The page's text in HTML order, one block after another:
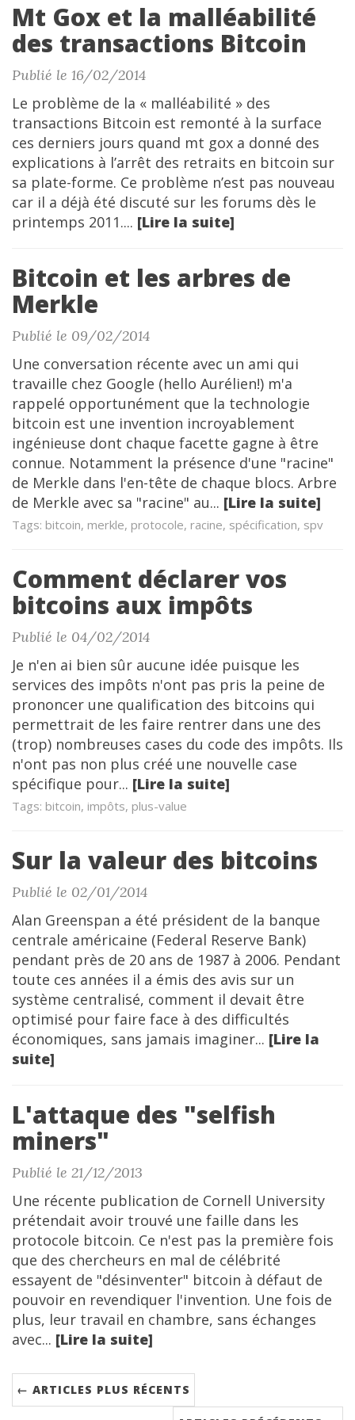
Mt Gox et la malléabilité
des transactions Bitcoin
Publié le 16/02/2014
Le problème de la « malléabilité » des
transactions Bitcoin est remonté à la surface
ces derniers jours quand mt gox a donné des
explications à l’arrêt des retraits en bitcoin sur
sa plate-forme. Ce problème n’est pas nouveau
car il a déjà été discuté sur les forums dès le
printemps 2011.... [Lire la suite]
Bitcoin et les arbres de
Merkle
Publié le 09/02/2014
Une conversation récente avec un ami qui
travaille chez Google (hello Aurélien!) m'a
rappelé opportunément que la technologie
bitcoin est une invention incroyablement
ingénieuse dont chaque facette gagne à être
connue. Notamment la présence d'une "racine"
de Merkle dans l'en-tête de chaque blocs. Arbre
de Merkle avec sa "racine" au... [Lire la suite]
Tags: bitcoin, merkle, protocole, racine, spécification, spv
Comment déclarer vos
bitcoins aux impôts
Publié le 04/02/2014
Je n'en ai bien sûr aucune idée puisque les
services des impôts n'ont pas pris la peine de
prononcer une qualification des bitcoins qui
permettrait de les faire rentrer dans une des
(trop) nombreuses cases du code des impôts. Ils
n'ont pas non plus créé une nouvelle case
spécifique pour... [Lire la suite]
Tags: bitcoin, impôts, plus-value
Sur la valeur des bitcoins
Publié le 02/01/2014
Alan Greenspan a été président de la banque
centrale américaine (Federal Reserve Bank)
pendant près de 20 ans de 1987 à 2006. Pendant
toute ces années il a émis des avis sur un
système centralisé, comment il devait être
optimisé pour faire face à des difficultés
économiques, sans jamais imaginer... [Lire la
suite]
L'attaque des "selfish
miners"
Publié le 21/12/2013
Une récente publication de Cornell University
prétendait avoir trouvé une faille dans les
protocole bitcoin. Ce n'est pas la première fois
que des chercheurs en mal de célébrité
essayent de "désinventer" bitcoin à défaut de
pouvoir en revendiquer l'invention. Une fois de
plus, leur travail en chambre, sans échanges
avec... [Lire la suite]
← ARTICLES PLUS RÉCENTS